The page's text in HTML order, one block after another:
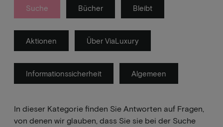
Suche Bücher Bleibt
Aktionen Über ViaLuxury
Informationssicherheit Algemeen
In dieser Kategorie finden Sie Antworten auf Fragen,
von denen wir glauben, dass Sie sie bei der Suche